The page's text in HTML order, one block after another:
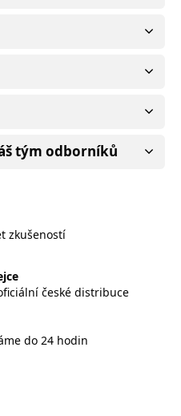
tým odborníků
zkušeností
české distribuce
do 24 hodin